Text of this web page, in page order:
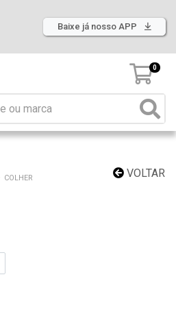
Baixe já nosso APP
0
VOLTAR
COLHER